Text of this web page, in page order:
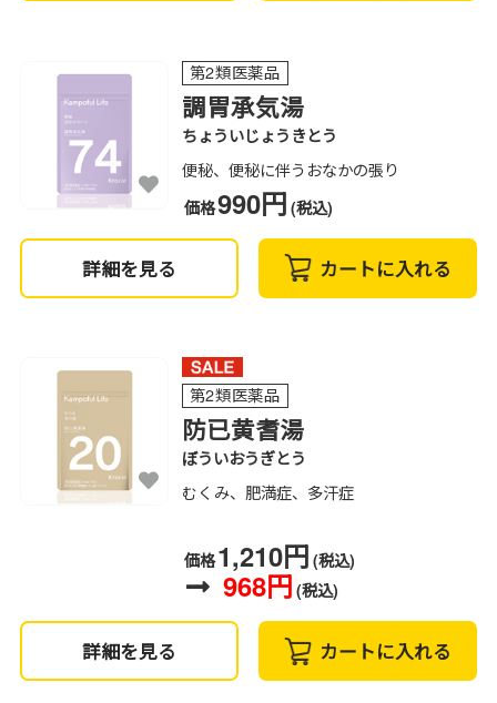
第2類医薬品
調胃承気湯
ちょういじょうきとう
便秘、便秘に伴うおなかの張り
価格990円 (税込)
詳細を見る カートに入れる
第2類医薬品
防已黄耆湯
ぼういおうぎとう
むくみ、肥満症、多汗症
価格1,210円 (税込)
968円 (税込)
詳細を見る カートに入れる